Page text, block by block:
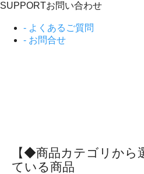
SUPPORTお問い合わせ
- よくあるご質問
- お問合せ
【◆商品カテゴリから
ている商品